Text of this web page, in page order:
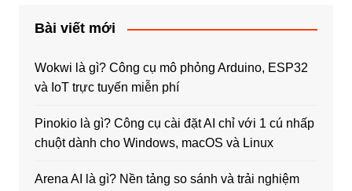
Bài viết mới
Wokwi là gì? Công cụ mô phỏng Arduino, ESP32
và IoT trực tuyến miễn phí
Pinokio là gì? Công cụ cài đặt AI chỉ với 1 cú nhấp
chuột dành cho Windows, macOS và Linux
Arena AI là gì? Nền tảng so sánh và trải nghiệm